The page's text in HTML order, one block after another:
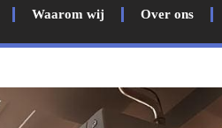
Waarom wij Over ons